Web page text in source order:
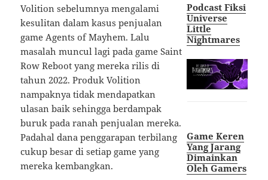
Volition sebelumnya mengalami
kesulitan dalam kasus penjualan
game Agents of Mayhem. Lalu
masalah muncul lagi pada game Saint
Row Reboot yang mereka rilis di
tahun 2022. Produk Volition
nampaknya tidak mendapatkan
ulasan baik sehingga berdampak
buruk pada ranah penjualan mereka.
Padahal dana penggarapan terbilang
cukup besar di setiap game yang
mereka kembangkan.
Podcast Fiksi
Universe
Little
Nightmares
Game Keren
Yang Jarang
Dimainkan
Oleh Gamers